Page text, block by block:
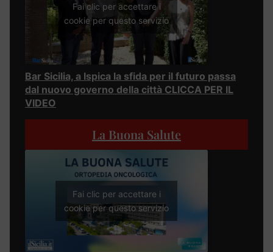
Fai clic per accettare i
cookie per questo servizio
Bar Sicilia, a Ispica la sfida per il futuro passa
dal nuovo governo della città CLICCA PER IL
VIDEO
La Buona Salute
Fai clic per accettare i
cookie per questo servizio